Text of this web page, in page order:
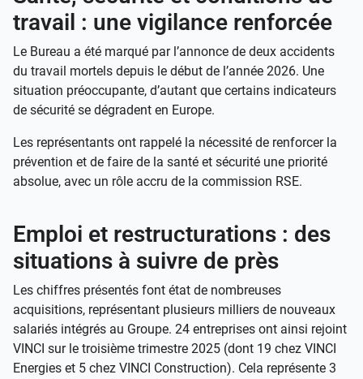
travail : une vigilance renforcée
Le Bureau a été marqué par l’annonce de deux accidents
du travail mortels depuis le début de l’année 2026. Une
situation préoccupante, d’autant que certains indicateurs
de sécurité se dégradent en Europe.
Les représentants ont rappelé la nécessité de renforcer la
prévention et de faire de la santé et sécurité une priorité
absolue, avec un rôle accru de la commission RSE.
Emploi et restructurations : des
situations à suivre de près
Les chiffres présentés font état de nombreuses
acquisitions, représentant plusieurs milliers de nouveaux
salariés intégrés au Groupe. 24 entreprises ont ainsi rejoint
VINCI sur le troisième trimestre 2025 (dont 19 chez VINCI
Energies et 5 chez VINCI Construction). Cela représente 3